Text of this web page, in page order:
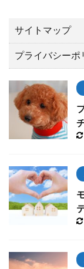
んと２億３００
います。 最後
ンパットのイー
ポーズ。 いや
わずTVに向っ
とこ ...
サイトマップ
プライバシーポ